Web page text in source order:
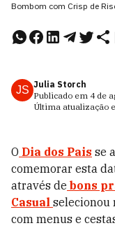
Bombom com Crisp de
JS Julia Storch
Publicado em 4 de
Última atualização
O Dia dos Pais se
comemorar esta
através de bons
Casual selecionou
com menus e